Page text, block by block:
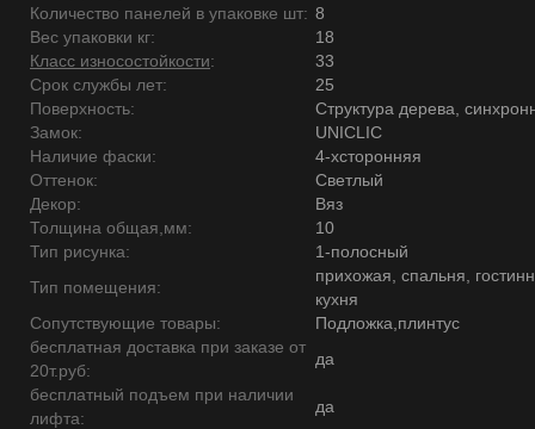
Количество панелей в упаковке шт: 8
Вес упаковки кг:
18
Класс износостойкости:
33
Срок службы лет:
25
Поверхность:
Структура дерева,
Замок:
UNICLIC
Наличие фаски:
4-хсторонняя
Оттенок:
Светлый
Декор:
Вяз
Толщина общая,мм:
10
Тип рисунка:
1-полосный
Тип помещения:
прихожая, спальня,
кухня
Сопутствующие товары:
Подложка,плинтус
бесплатная доставка при заказе от
20т.руб:
да
бесплатный подъем при наличии
лифта:
да